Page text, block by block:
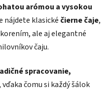
arómou a vysokou
nájdete klasické čierne čaje,
ale aj elegantné
čaju.
spracovanie,
vďaka čomu si každý šálok